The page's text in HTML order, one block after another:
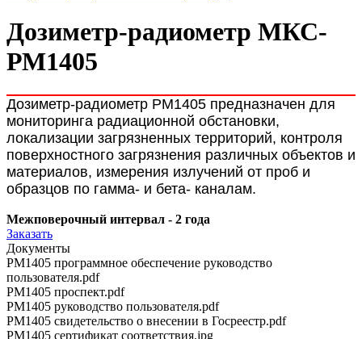
Дозиметр-радиометр МКС-
РМ1405
Дозиметр-радиометр РМ1405 предназначен для
мониторинга радиационной обстановки,
локализации загрязненных территорий, контроля
поверхностного загрязнения различных объектов и
материалов, измерения излучений от проб и
образцов по гамма- и бета- каналам.
Межповерочный интервал - 2 года
Заказать
Документы
PM1405 программное обеспечение руководство
пользователя.pdf
PM1405 проспект.pdf
PM1405 руководство пользователя.pdf
PM1405 свидетельство о внесении в Госреестр.pdf
PM1405 сертификат соответствия.jpg